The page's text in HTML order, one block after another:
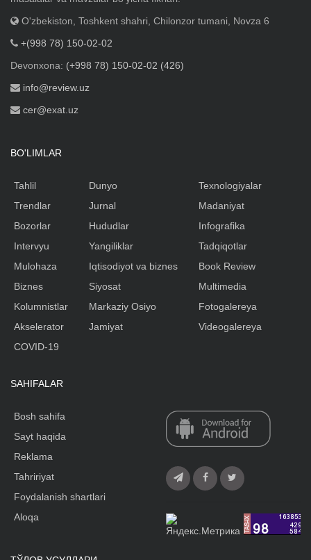
O'zbekiston, Toshkent shahri, Chilonzor tumani, Novza 6
+(998 78) 150-02-02
Devonxona: (+998 78) 150-02-02 (426)
info@review.uz
cer@exat.uz
BO'LIMLAR
Tahlil
Trendlar
Bozorlar
Intervyu
Mulohaza
Biznes
Kolumnistlar
Akselerator
Dunyo
Jurnal
Hududlar
Yangiliklar
Iqtisodiyot va biznes
Siyosat
Markaziy Osiyo
Jamiyat
Texnologiyalar
Madaniyat
Infografika
Tadqiqotlar
Book Review
Multimedia
Fotogalereya
Videogalereya
COVID-19
SAHIFALAR
Bosh sahifa
Sayt haqida
Reklama
Tahririyat
Foydalanish shartlari
Aloqa